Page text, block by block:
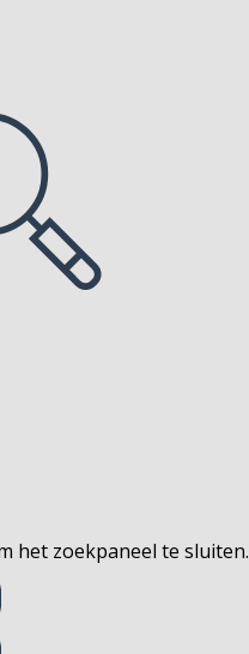
het zoekpaneel te sluiten.